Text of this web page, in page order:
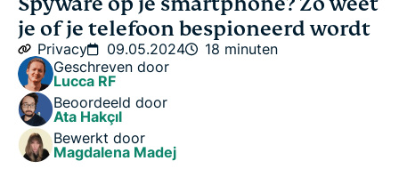
Hoe kun je spionagesoftware op je telefoon vinden
(Android en iOS)
Hoe verwijder je spyware op je telefoon?
Hoe bescherm je je telefoon tegen spionage
je of je telefoon bespioneerd wordt
Privacy 09.05.2024
18 minuten
Geschreven door
Lucca RF
Beoordeeld door
Ata Hakçıl
Bewerkt door
Magdalena Madej